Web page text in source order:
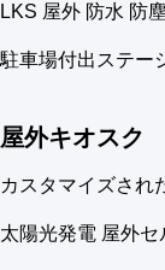
LKS 屋外 防水 防
駐車場付出ステー
屋外キオスク
カスタマイズされ
太陽光発電 屋外